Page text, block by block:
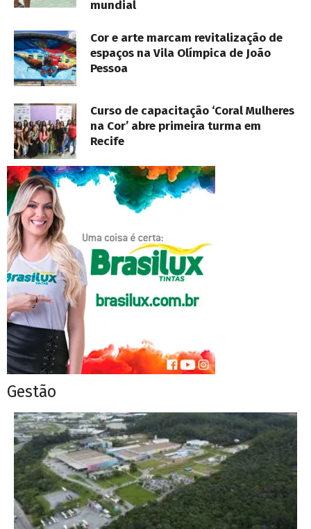
mundial
Cor e arte marcam revitalização de
espaços na Vila Olímpica de João
Pessoa
Curso de capacitação ‘Coral Mulheres
na Cor’ abre primeira turma em
Recife
Gestão